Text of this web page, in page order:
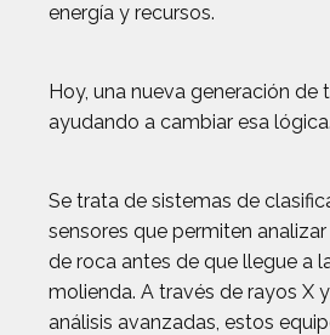
energía y recursos.
Hoy, una nueva generación de
ayudando a cambiar esa lógica.
Se trata de sistemas de
sensores que permiten
de roca antes de que llegue a
molienda. A través de rayos X
análisis avanzadas, estos